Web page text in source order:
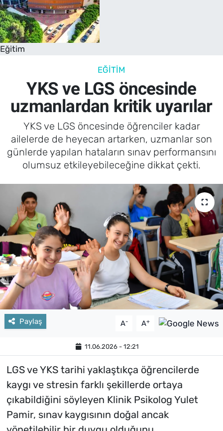
Eğitim
EĞITIM
YKS ve LGS öncesinde
uzmanlardan kritik uyarılar
YKS ve LGS öncesinde öğrenciler kadar
ailelerde de heyecan artarken, uzmanlar son
günlerde yapılan hataların sınav performansını
olumsuz etkileyebileceğine dikkat çekti.
Paylaş A- A+
11.06.2026 - 12:21
LGS ve YKS tarihi yaklaştıkça öğrencilerde
kaygı ve stresin farklı şekillerde ortaya
çıkabildiğini söyleyen Klinik Psikolog Yulet
Pamir, sınav kaygısının doğal ancak